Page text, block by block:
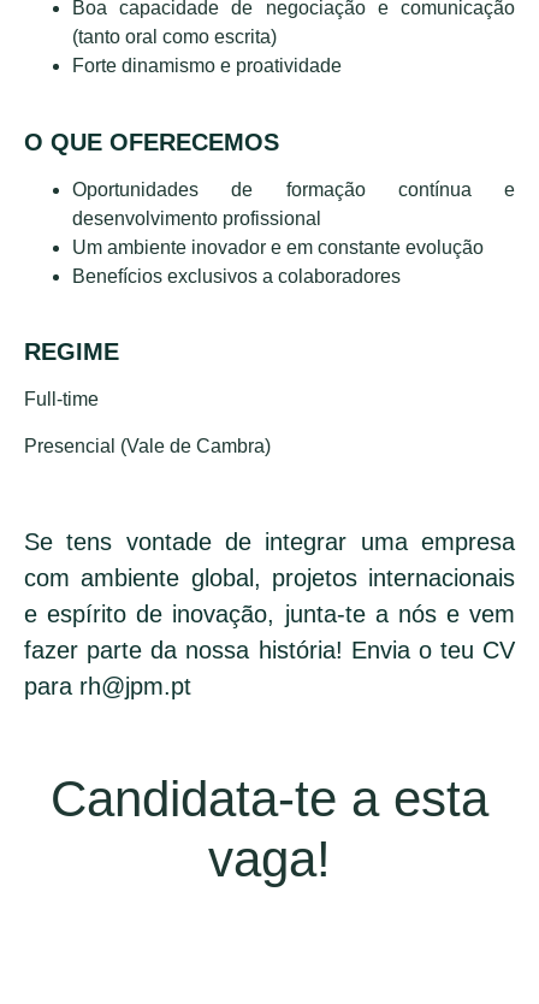
Boa capacidade de negociação e comunicação
(tanto oral como escrita)
Forte dinamismo e proatividade
O QUE OFERECEMOS
Oportunidades de formação contínua e
desenvolvimento profissional
Um ambiente inovador e em constante evolução
Benefícios exclusivos a colaboradores
REGIME
Full-time
Presencial (Vale de Cambra)
Se tens vontade de integrar uma empresa
com ambiente global, projetos internacionais
e espírito de inovação, junta-te a nós e vem
fazer parte da nossa história! Envia o teu CV
para rh@jpm.pt
Candidata-te a esta
vaga!